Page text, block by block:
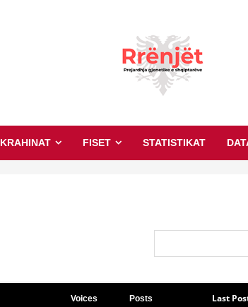
KRAHINAT FISET STATISTIKAT
Voices Posts Last